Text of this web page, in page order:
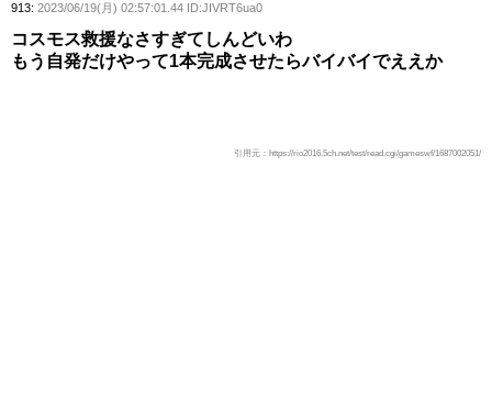
913: 2023/06/19(月) 02:57:01.44 ID:JIVRT6ua0
コスモス救援なさすぎてしんどいわ
もう自発だけやって1本完成させたらバイバイでええか
引用元：https://rio2016.5ch.net/test/read.cgi/gameswf/1687002051/